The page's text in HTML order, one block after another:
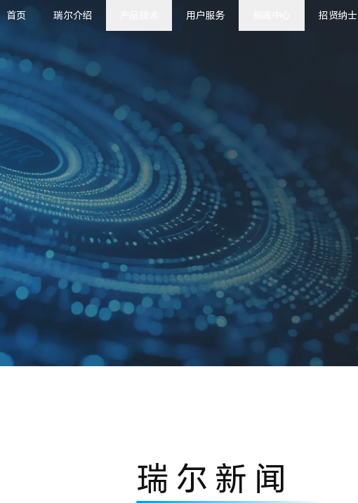
首页 瑞尔介绍 用户服务 招贤纳士
瑞尔新闻